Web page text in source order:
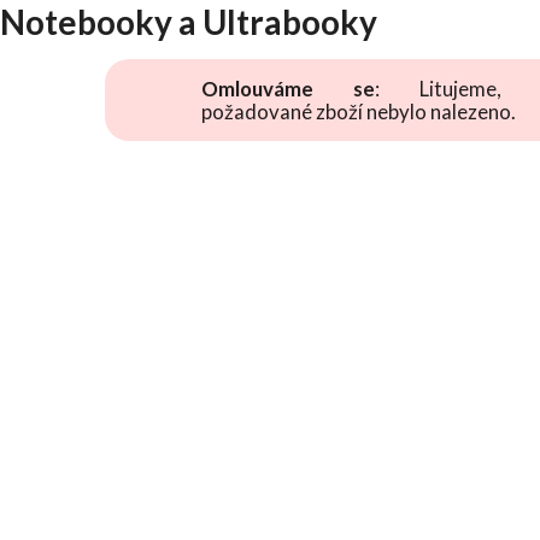
Notebooky a Ultrabooky
Omlouváme se: Litujeme,
požadované zboží nebylo nalezeno.